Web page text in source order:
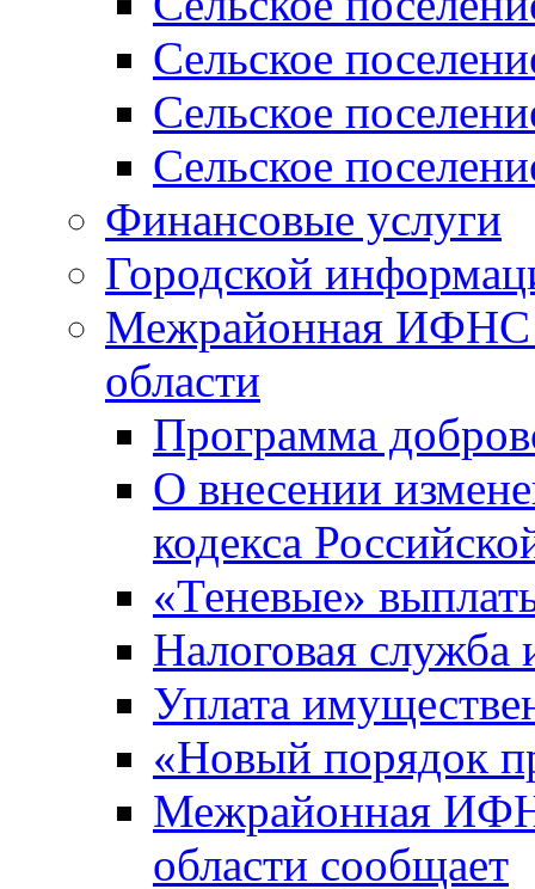
Сельское
Сельское
Сельское
Финансовые услуги
Городской
Межрайонная ИФНС
области
Программа
О внесении
кодекса
«Теневые»
Налоговая служба
Уплата
«Новый порядок
Межрайонная
области сообщает